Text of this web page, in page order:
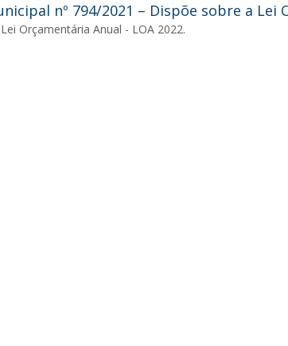
nº 794/2021 – Dispõe sobre a Lei
Orçamentária Anual - LOA 2022.